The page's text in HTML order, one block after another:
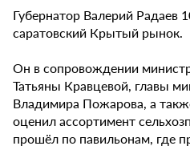
Губернатор Валерий Радаев
саратовский Крытый рынок.
Он в сопровождении
Татьяны Кравцевой, главы
Владимира Пожарова, а
оценил ассортимент
прошёл по павильонам, где